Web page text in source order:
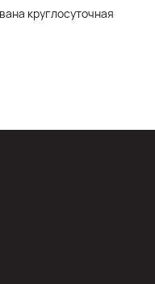
круглосуточная